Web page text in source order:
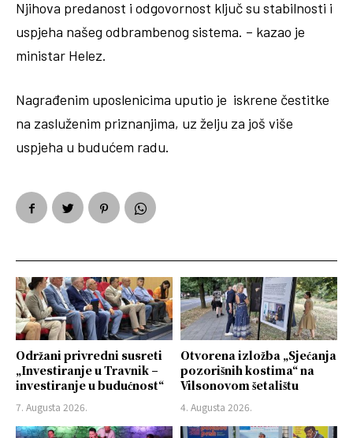
Njihova predanost i odgovornost ključ su stabilnosti i
uspjeha našeg odbrambenog sistema. – kazao je
ministar Helez.
Nagrađenim uposlenicima uputio je iskrene čestitke
na zasluženim priznanjima, uz želju za još više
uspjeha u budućem radu.
Održani privredni susreti
„Investiranje u Travnik –
investiranje u budućnost“
7. Augusta 2026.
Otvorena izložba „Sjećanja
pozorišnih kostima“ na
Vilsonovom šetalištu
4. Augusta 2026.